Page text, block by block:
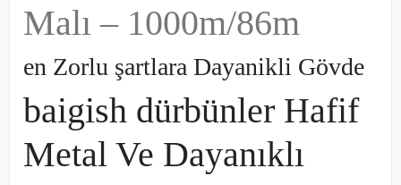
Malı – 1000m/86m
en Zorlu şartlara Dayanikli Gövde
baigish dürbünler Hafif
Metal Ve Dayanıklı